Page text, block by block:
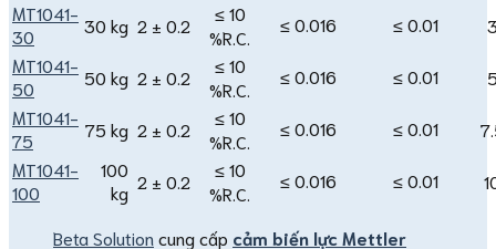
MT1041-
30
30 kg 2 ± 0.2
≤ 10
%R.C.
≤ 0.016 ≤ 0.01
MT1041-
50
50 kg 2 ± 0.2
≤ 10
%R.C.
≤ 0.016 ≤ 0.01
MT1041-
75
75 kg 2 ± 0.2
≤ 10
%R.C.
≤ 0.016 ≤ 0.01
MT1041-
100
100
kg 2 ± 0.2
≤ 10
%R.C.
≤ 0.016 ≤ 0.01
Beta Solutioncung cấp cảm biến lực Mettler